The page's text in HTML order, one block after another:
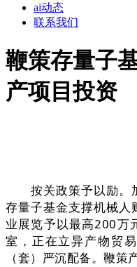
ai动态
联系我们
鞭策存量子
产项目投资
按关政策予以励。
存量子基金支撑机械人
业展览予以最高200万
室，正在立异产物贸
（套）严沉配备。鞭策